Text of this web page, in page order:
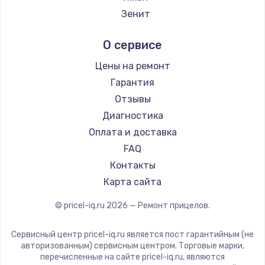
1300 руб.
Заказать
Техобслуживание
Заказать
Установка / подключение / демонтаж
1300 руб.
1400 руб.
Ремонт прицелов IWT
Ремонт прицелов NNPO
Ремонт прицелов Taigan
Ремонт прицелов Thermal Scope
Ремонт прицелов ConoTech
Ремонт прицелов Легат
Ремонт прицелов Athlon
Зенит
Artelv
Hakko
HALES
Leica
Vector Optics
Carl Zeiss
Zeiss
AGM Global Vision
Pilad
Venox
Holosun
О сервисе
Цены на ремонт
Гарантия
Отзывы
Диагностика
Оплата и доставка
FAQ
Контакты
Карта сайта
© pricel-iq.ru 2026 — Ремонт прицелов.
Сервисный центр pricel-iq.ru является пост гарантийным (не
авторизованным) сервисным центром. Торговые марки,
перечисленные на сайте pricel-iq.ru, являются